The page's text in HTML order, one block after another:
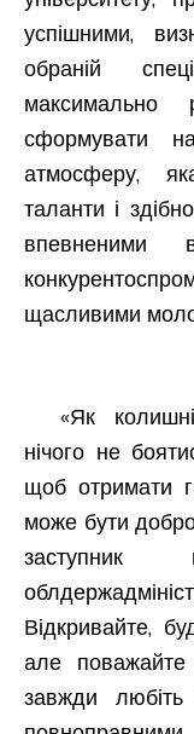
успішними,
обраній
максимально
сформувати
атмосферу,
таланти і
впевненими
щасливими
«Як
нічого не
щоб отримати
може бути
заступник
Відкривайте,
але поважайте
завжди любіть